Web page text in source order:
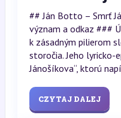
## Ján Botto – Smrť
význam a odkaz ###
k zásadným pilierom
storočia. Jeho lyricko-
Jánošíkova“, ktorú
CZYTAJ DALEJ